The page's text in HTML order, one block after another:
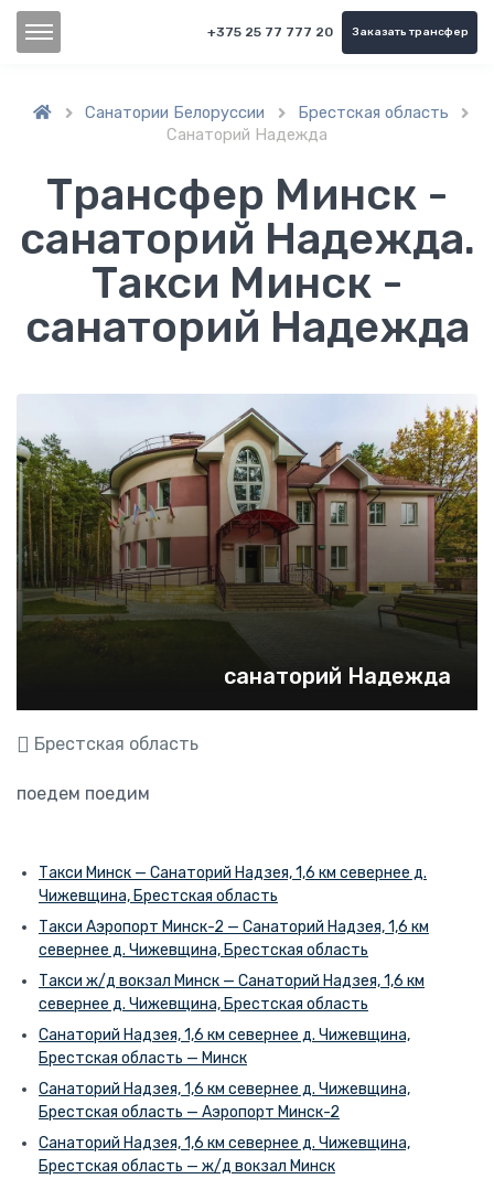
+375 25 77 777 20 Заказать трансфер
 Санатории Белоруссии  Брестская область 
Санаторий Надежда
Трансфер Минск -
санаторий Надежда.
Такси Минск -
санаторий Надежда
санаторий Надежда
Брестская область
поедем поедим
Такси Минск — Санаторий Надзея, 1,6 км севернее д.
Чижевщина, Брестская область
Такси Аэропорт Минск-2 — Санаторий Надзея, 1,6 км
севернее д. Чижевщина, Брестская область
Такси ж/д вокзал Минск — Санаторий Надзея, 1,6 км
севернее д. Чижевщина, Брестская область
Санаторий Надзея, 1,6 км севернее д. Чижевщина,
Брестская область — Минск
Санаторий Надзея, 1,6 км севернее д. Чижевщина,
Брестская область — Аэропорт Минск-2
Санаторий Надзея, 1,6 км севернее д. Чижевщина,
Брестская область — ж/д вокзал Минск